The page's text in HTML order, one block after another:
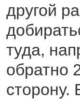
другой
туда,
обратно
сторону.